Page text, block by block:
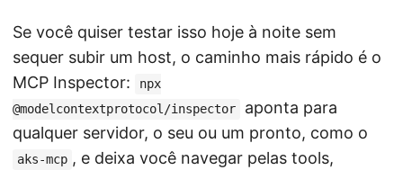
Se você quiser testar isso hoje à noite sem
sequer subir um host, o caminho mais rápido é o
MCP Inspector:
npx
@modelcontextprotocol/inspector
aponta para
qualquer servidor, o seu ou um pronto, como o
aks-mcp , e deixa você navegar pelas tools,